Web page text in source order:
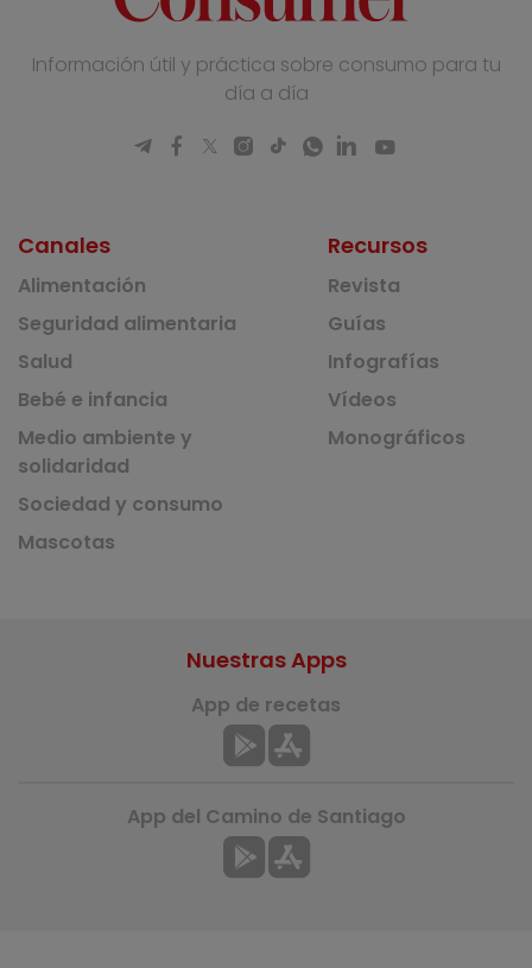
Información útil y práctica sobre consumo para tu
día a día
Canales
Alimentación
Seguridad alimentaria
Salud
Bebé e infancia
Medio ambiente y
solidaridad
Sociedad y consumo
Mascotas
Recursos
Revista
Guías
Infografías
Vídeos
Monográficos
Nuestras Apps
App de recetas
App del Camino de Santiago